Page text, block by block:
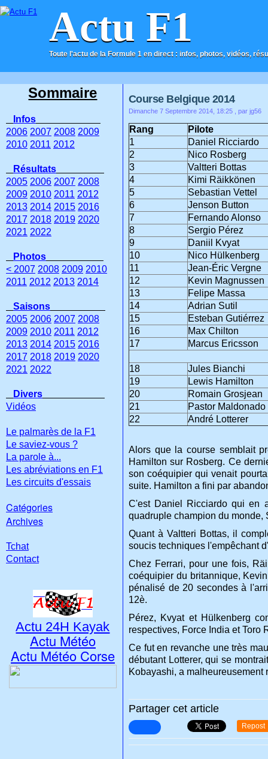
Actu F1
Toute l'actu de la Formule 1 en direct : infos, photos, vidéos,
ACCUEIL CONTACT
Course Belgique 2014
Dimanche 7 Septembre 2014, 18:25 , par jg56
Rang
Pilote
1
Daniel Ricciardo
2
Nico Rosberg
3
Valtteri Bottas
4
Kimi Räikkönen
5
Sebastian Vettel
6
Jenson Button
7
Fernando Alonso
8
Sergio Pérez
9
Daniil Kvyat
10
Nico Hülkenberg
11
Jean-Éric Vergne
12
Kevin Magnussen
13
Felipe Massa
14
Adrian Sutil
15
Esteban Gutiérrez
16
Max Chilton
17
Marcus Ericsson
18
Jules Bianchi
19
Lewis Hamilton
20
Romain Grosjean
21
Pastor Maldonado
22
André Lotterer
Alors que la course semblait
Hamilton sur Rosberg. Ce
son coéquipier qui venait
suite. Hamilton a fini par
C'est Daniel Ricciardo qui en
quadruple champion du monde,
Quant à Valtteri Bottas, il
soucis techniques l'empêchant
Chez Ferrari, pour une fois,
coéquipier du britannique,
pénalisé de 20 secondes à
12è.
Pérez, Kvyat et Hülkenberg
respectives, Force India et Toro
Ce fut en revanche une très
débutant Lotterer, qui se
Kobayashi, a malheureusement
Partager cet article
Repost
Sommaire
Infos
2006 2007 2008 2009
2010 2011 2012
Résultats
2005 2006 2007 2008
2009 2010 2011 2012
2013 2014 2015 2016
2017 2018 2019 2020
2021 2022
Photos
< 2007 2008 2009 2010
2011 2012 2013 2014
Saisons
2005 2006 2007 2008
2009 2010 2011 2012
2013 2014 2015 2016
2017 2018 2019 2020
2021 2022
Divers
Vidéos
Le palmarès de la F1
Le saviez-vous ?
La parole à...
Les abréviations en F1
Les circuits d'essais
Catégories
Archives
Tchat
Contact
Actu 24H Kayak
Actu Météo
Actu Météo Corse